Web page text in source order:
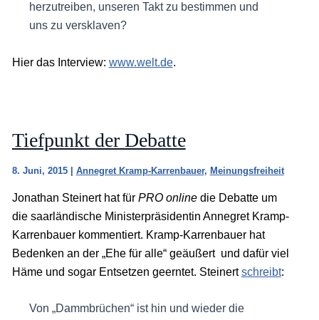
herzutreiben, unseren Takt zu bestimmen und
uns zu versklaven?
Hier das Interview: www.welt.de.
Tiefpunkt der Debatte
8. Juni, 2015 | Annegret Kramp-Karrenbauer, Meinungsfreiheit
Jonathan Steinert hat für PRO online die Debatte um
die saarländische Ministerpräsidentin Annegret Kramp-
Karrenbauer kommentiert. Kramp-Karrenbauer hat
Bedenken an der „Ehe für alle“ geäußert und dafür viel
Häme und sogar Entsetzen geerntet. Steinertschreibt:
Von „Dammbrüchen“ ist hin und wieder die